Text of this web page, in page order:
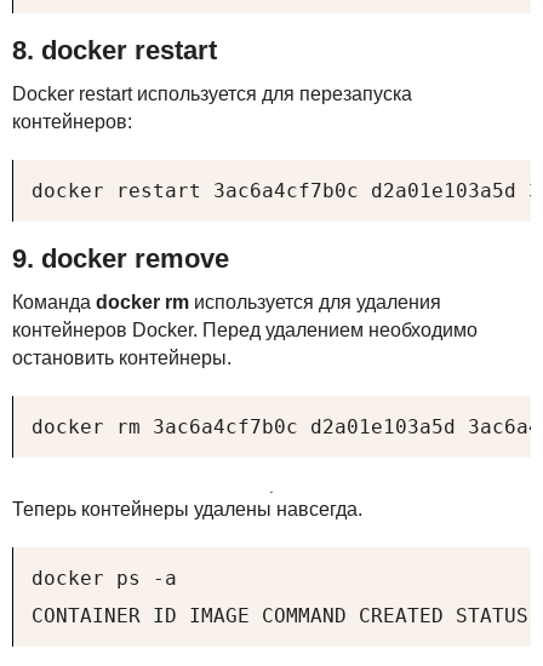
8. docker restart
Docker restart используется для перезапуска
контейнеров:
docker restart 3ac6a4cf7b0c d2a01e103a5d
9. docker remove
Команда docker rm используется для удаления
контейнеров Docker. Перед удалением необходимо
остановить контейнеры.
docker rm 3ac6a4cf7b0c d2a01e103a5d
.
Теперь контейнеры удалены навсегда.
docker ps -a
CONTAINER ID IMAGE COMMAND CREATED STATUS